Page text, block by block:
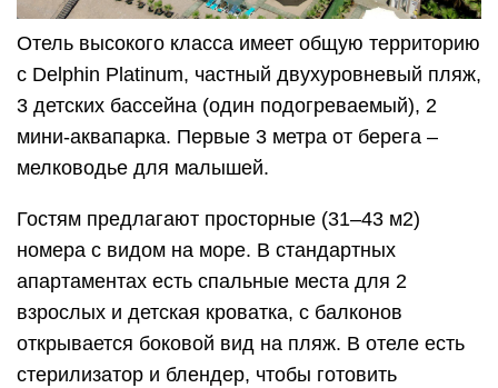
Отель высокого класса имеет общую территорию
с Delphin Platinum, частный двухуровневый пляж,
3 детских бассейна (один подогреваемый), 2
мини-аквапарка. Первые 3 метра от берега –
мелководье для малышей.
Гостям предлагают просторные (31–43 м2)
номера с видом на море. В стандартных
апартаментах есть спальные места для 2
взрослых и детская кроватка, с балконов
открывается боковой вид на пляж. В отеле есть
стерилизатор и блендер, чтобы готовить